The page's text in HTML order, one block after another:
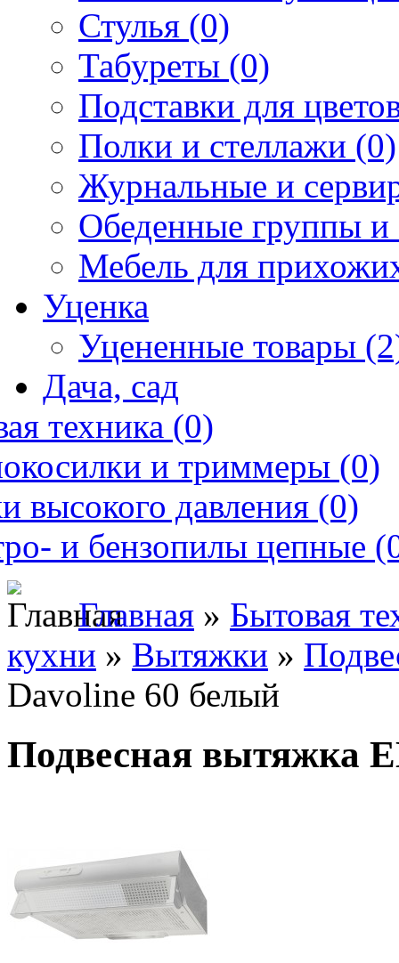
Стулья (0)
Табуреты (0)
Подставки для
Полки и стеллажи (0)
Журнальные и
Обеденные группы и
Мебель для
Уценка
Уцененные товары
Дача, сад
техника (0)
и триммеры (0)
высокого давления (0)
и бензопилы цепные
Главная » Бытовая
кухни » Вытяжки »
Davoline 60 белый
Подвесная вытяжка